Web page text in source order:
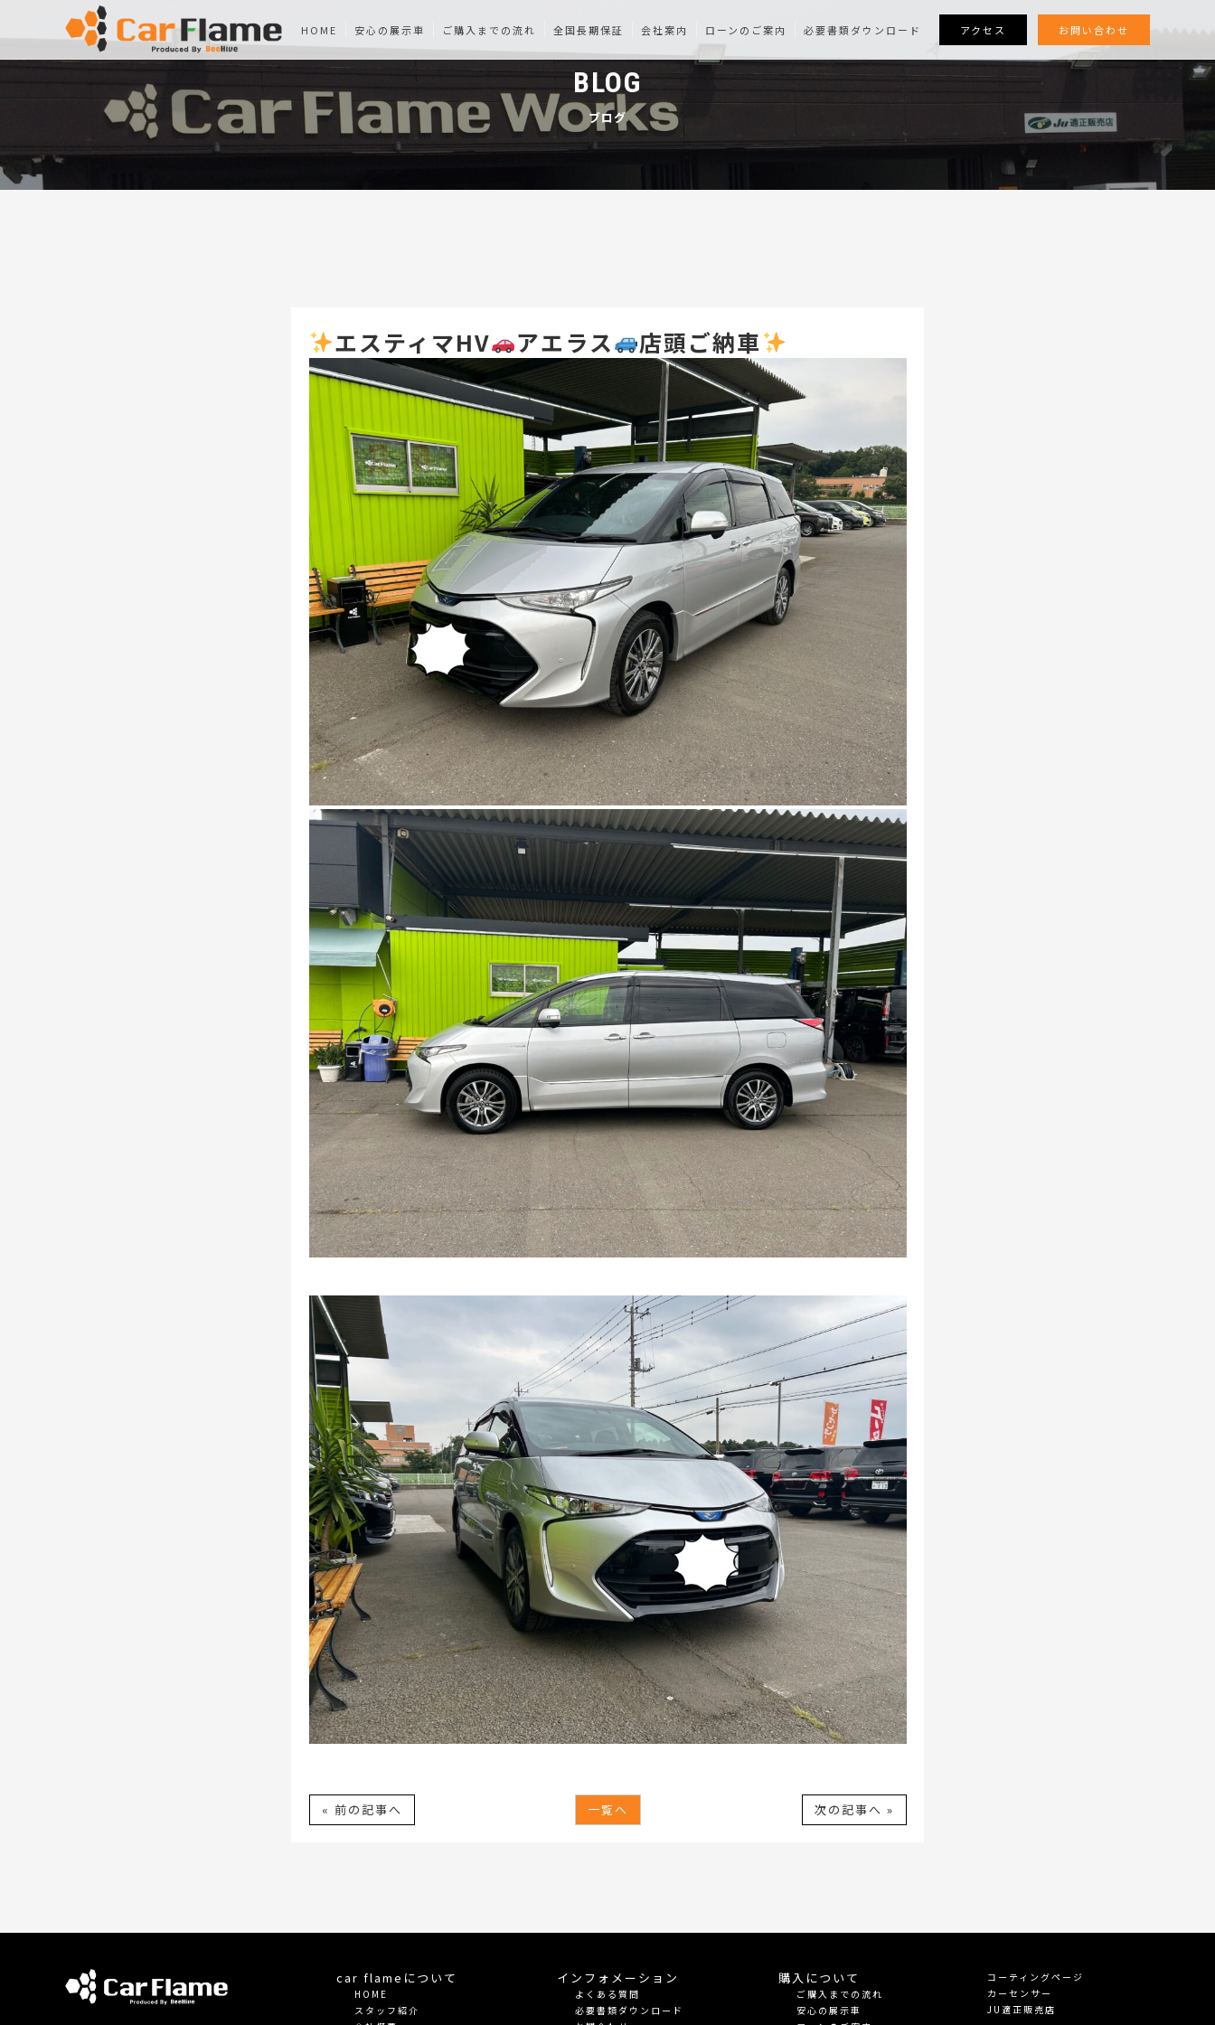
HOME 安心の展示車 ご購入までの流れ 全国長期保証 会社案内 ローンのご案内 必要書類ダウンロード アクセス お問い合わせ
BLOG
ブログ
エスティマHV アエラス 店頭ご納車
« 前の記事へ 一覧へ 次の記事へ »
car flameについて
HOME
スタッフ紹介
インフォメーション
よくある質問
必要書類ダウンロード
購入について
ご購入までの流れ
安心の展示車
コーティングページ
カーセンサー
JU適正販売店